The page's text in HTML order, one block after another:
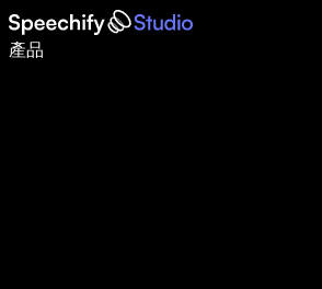
產品
使用語音輸入，寫作速度提升 5 倍